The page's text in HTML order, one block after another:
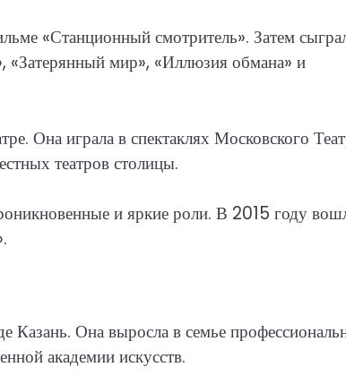
«Станционный смотритель». Затем
«Затерянный мир», «Иллюзия обмана» и
Она играла в спектаклях Московского
театров столицы.
и яркие роли. В 2015 году
Казань. Она выросла в семье
академии искусств.